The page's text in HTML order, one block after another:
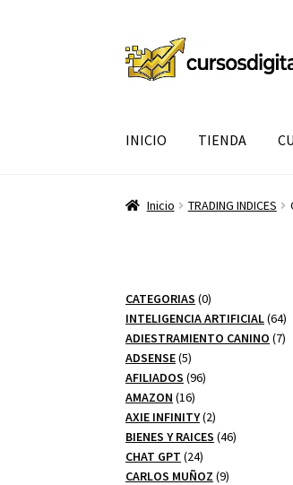
Ir
a
Ir
al
INICIO TIENDA
Inicio TRADING INDICES
CATEGORIAS 00
productos
INTELIGENCIA ARTIFICIAL 6464
ADIESTRAMIENTO CANINO 77
ADSENSE 55
productos
AFILIADOS 9696
AMAZON 1616
productos
AXIE INFINITY 22
productos
BIENES Y RAICES 4646
CHAT GPT 2424
productos
CARLOS MUÑOZ 99